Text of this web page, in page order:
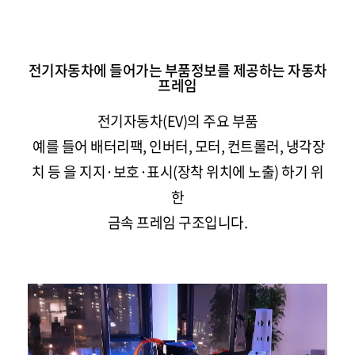
전기자동차에 들어가는 부품정보를 제공하는 자동차
프레임
전기자동차(EV)의 주요 부품
예를 들어 배터리팩, 인버터, 모터, 컨트롤러, 냉각장
치 등 을지지·보호·표시(장착 위치에 노출)하기 위
한
금속 프레임 구조입니다.